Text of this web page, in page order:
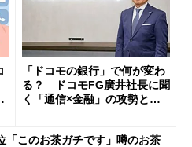
「ドコモの銀行」で何が変わ
る？ ドコモFG廣井社長に聞
く「通信×金融」の攻勢とグ
「このお茶ガチです」噂のお茶